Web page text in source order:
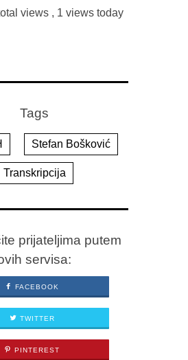
views , 1 views today
Tags
Stefan Bošković
Transkripcija
prijateljima putem
servisa:
FACEBOOK
TWITTER
PINTEREST